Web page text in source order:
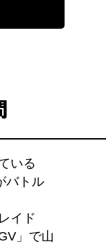
いる
バトル
イド
」で山